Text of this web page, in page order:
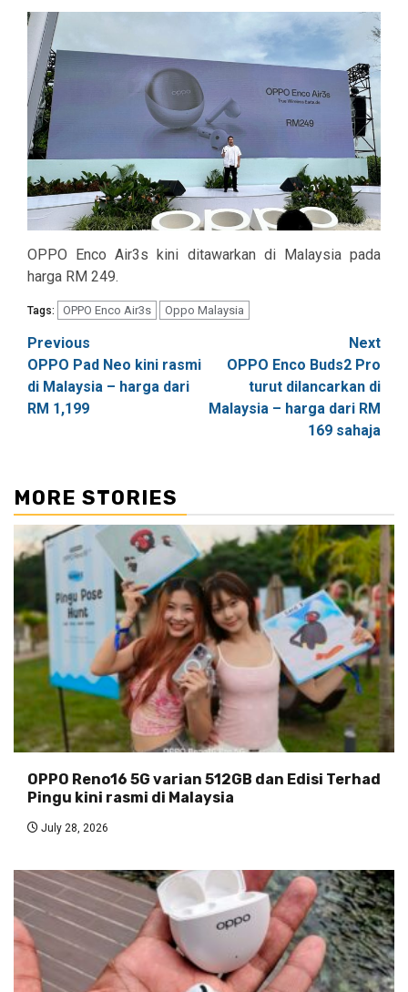
OPPO Enco Air3s kini ditawarkan di Malaysia pada
harga RM 249.
Tags: OPPO Enco Air3s Oppo Malaysia
Post
navigation
Previous
OPPO Pad Neo kini rasmi
di Malaysia – harga dari
RM 1,199
Next
OPPO Enco Buds2 Pro
turut dilancarkan di
Malaysia – harga dari RM
169 sahaja
MORE STORIES
OPPO Reno16 5G varian 512GB dan Edisi Terhad
Pingu kini rasmi di Malaysia
July 28, 2026